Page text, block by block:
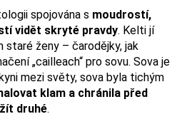
spojována s moudrostí,
vidět skryté pravdy. Kelti jí
staré ženy – čarodějky, jak
„cailleach“ pro sovu. Sova je
mezi světy, sova byla tichým
klam a chránila před
druhé.